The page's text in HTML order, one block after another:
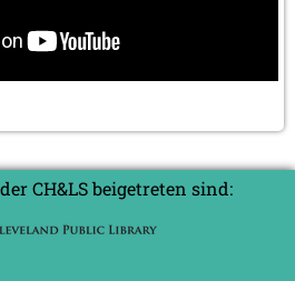
CH&LS beigetreten sind: